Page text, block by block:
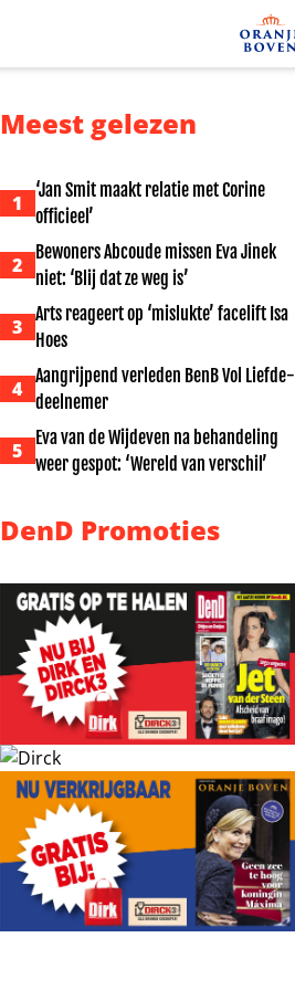
Meest gelezen
1
‘Jan Smit maakt relatie met Corine
officieel’
2
Bewoners Abcoude missen Eva Jinek
niet: ‘Blij dat ze weg is’
3
Arts reageert op ‘mislukte’ facelift Isa
Hoes
4
Aangrijpend verleden BenB Vol Liefde-
deelnemer
5
Eva van de Wijdeven na behandeling
weer gespot: ‘Wereld van verschil’
DenD Promoties